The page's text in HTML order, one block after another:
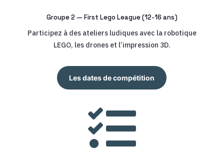
Groupe 2 — First Lego League (12-16 ans)
Participez à des ateliers ludiques avec la robotique
LEGO, les drones et l’impression 3D.
Les dates de compétition
